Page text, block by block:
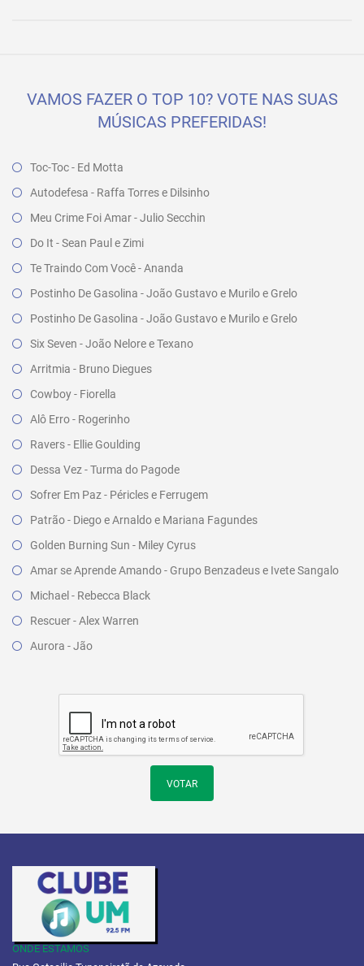
VAMOS FAZER O TOP 10? VOTE NAS SUAS
MÚSICAS PREFERIDAS!
Toc-Toc - Ed Motta
Autodefesa - Raffa Torres e Dilsinho
Meu Crime Foi Amar - Julio Secchin
Do It - Sean Paul e Zimi
Te Traindo Com Você - Ananda
Postinho De Gasolina - João Gustavo e Murilo e Grelo
Postinho De Gasolina - João Gustavo e Murilo e Grelo
Six Seven - João Nelore e Texano
Arritmia - Bruno Diegues
Cowboy - Fiorella
Alô Erro - Rogerinho
Ravers - Ellie Goulding
Dessa Vez - Turma do Pagode
Sofrer Em Paz - Péricles e Ferrugem
Patrão - Diego e Arnaldo e Mariana Fagundes
Golden Burning Sun - Miley Cyrus
Amar se Aprende Amando - Grupo Benzadeus e Ivete Sangalo
Michael - Rebecca Black
Rescuer - Alex Warren
Aurora - Jão
VOTAR
ONDE ESTAMOS